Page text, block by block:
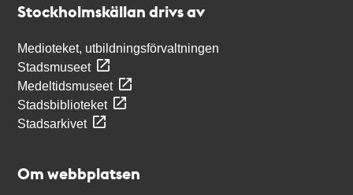
Stockholmskällan drivs av
Medioteket, utbildningsförvaltningen
Stadsmuseet
Medeltidsmuseet
Stadsbiblioteket
Stadsarkivet
Om webbplatsen